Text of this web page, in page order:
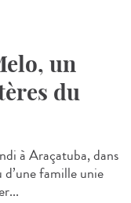
un
du
à Araçatuba, dans
d’une famille unie